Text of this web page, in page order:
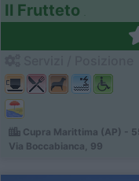
Il Frutteto
Cupra Marittima (AP) -
Via Boccabianca, 99